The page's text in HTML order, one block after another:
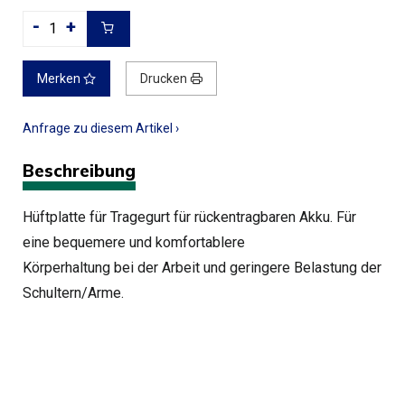
- +
Merken Drucken
Anfrage zu diesem Artikel ›
Beschreibung
Hüftplatte für Tragegurt für rückentragbaren Akku. Für
eine bequemere und komfortablere
Körperhaltung bei der Arbeit und geringere Belastung der
Schultern/Arme.